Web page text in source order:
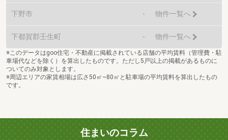
下野市 - 物件一覧へ
下都賀郡壬生町 - 物件一覧へ
※このデータはgoo住宅・不動産に掲載されている店舗の平均賃料（管理費・駐
車場代などを除く）を算出したものです。ただし5戸以上の掲載があるものに
ついてのみ対象とします。
※周辺エリアの家賃相場は広さ50㎡~80㎡と駐車場の平均賃料を算出したもの
です。
住まいのコラム